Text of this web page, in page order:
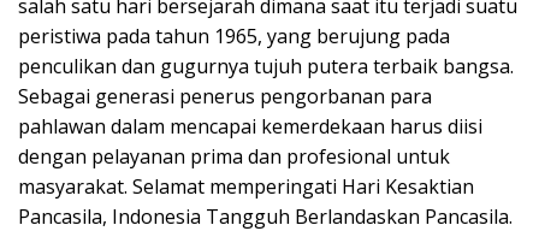
salah satu hari bersejarah dimana saat itu terjadi suatu
peristiwa pada tahun 1965, yang berujung pada
penculikan dan gugurnya tujuh putera terbaik bangsa.
Sebagai generasi penerus pengorbanan para
pahlawan dalam mencapai kemerdekaan harus diisi
dengan pelayanan prima dan profesional untuk
masyarakat. Selamat memperingati Hari Kesaktian
Pancasila, Indonesia Tangguh Berlandaskan Pancasila.